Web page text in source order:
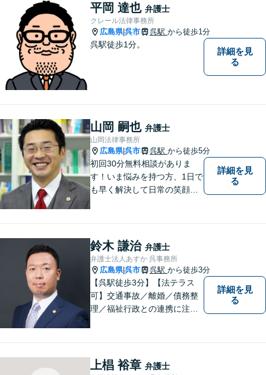
平岡 達也 弁護士
クレール法律事務所
広島県|呉市 呉駅 から徒歩1分
呉駅徒歩1分。
詳細を見
る
山岡 嗣也 弁護士
山岡法律事務所
広島県|呉市 呉駅 から徒歩5分
初回30分無料相談がありま
す！いま悩みを持つ方、1日で
も早く解決して日常の笑顔を
個人様・法人様の問題に幅広
く対応しています。
詳細を見
る
鈴木 謙治 弁護士
弁護士法人あすか 呉事務所
広島県|呉市 呉駅 から徒歩3分
【呉駅徒歩3分】【法テラス
可】交通事故／離婚／債務整
理／福祉行政との連携に注力
し、高度な問題にも対応いた
詳細を見
る
上椙 裕章 弁護士